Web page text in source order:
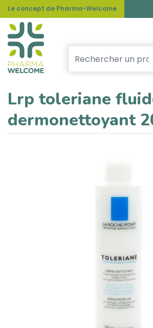
Le concept de Pharma-Welcome
Lrp toleriane
dermonettoyant